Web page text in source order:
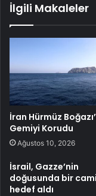
İlgili Makaleler
İran Hürmüz
Gemiyi Korudu
Ağustos 10, 2026
İsrail, Gazze’nin
doğusunda bir
hedef aldı